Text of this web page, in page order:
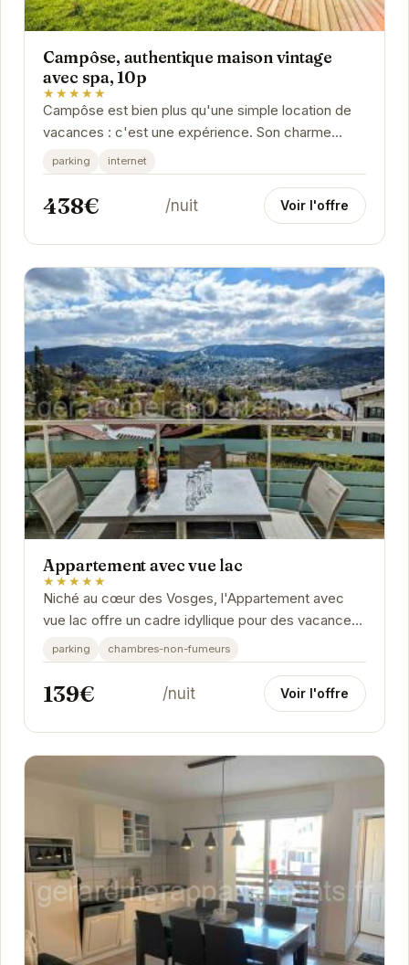
Campôse, authentique maison vintage
avec spa, 10p
★★★★★
Campôse est bien plus qu'une simple location de
vacances : c'est une expérience. Son charme
vintage, son spa relaxant et son emplacement idéal
à...
parking internet
438€ /nuit Voir l'offre
Appartement avec vue lac
★★★★★
Niché au cœur des Vosges, l'Appartement avec
vue lac offre un cadre idyllique pour des vacances
reposantes. Son emplacement privilégié au bord
du...
parking chambres-non-fumeurs
139€ /nuit Voir l'offre